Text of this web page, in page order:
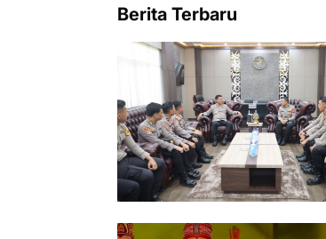
Berita Terbaru